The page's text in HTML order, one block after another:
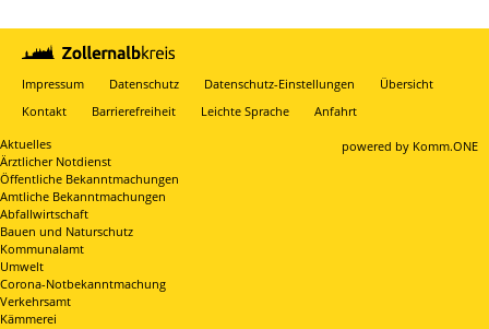
Impressum Datenschutz Datenschutz-Einstellungen
Übersicht
Kontakt
Barrierefreiheit Leichte Sprache Anfahrt
powered by Komm.ONE
Aktuelles
Ärztlicher Notdienst
Öffentliche Bekanntmachungen
Amtliche Bekanntmachungen
Abfallwirtschaft
Bauen und Naturschutz
Kommunalamt
Umwelt
Corona-Notbekanntmachung
Verkehrsamt
Kämmerei